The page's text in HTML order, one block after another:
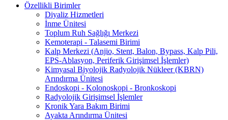
Özellikli Birimler
Diyaliz Hizmetleri
İnme Ünitesi
Toplum Ruh Sağlığı Merkezi
Kemoterapi - Talasemi Birimi
Kalp Merkezi (Anjio, Stent, Balon, Bypass, Kalp Pili,
EPS-Ablasyon, Periferik Girişimsel İşlemler)
Kimyasal Biyolojik Radyolojik Nükleer (KBRN)
Arındırma Ünitesi
Endoskopi - Kolonoskopi - Bronkoskopi
Radyolojik Girişimsel İşlemler
Kronik Yara Bakım Birimi
Ayakta Arındırma Ünitesi